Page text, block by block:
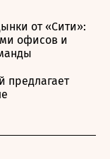
от «Сити»:
офисов и
предлагает